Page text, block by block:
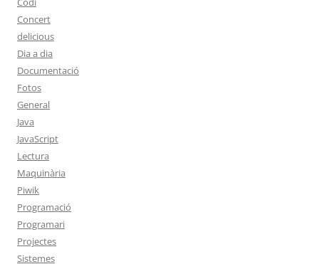
Concert
delicious
Dia a dia
Documentació
Fotos
General
Java
JavaScript
Lectura
Maquinària
Piwik
Programació
Programari
Projectes
Sistemes